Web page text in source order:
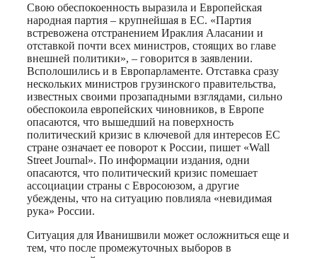
Свою обеспокоенность выразила и Европейская
народная партия – крупнейшая в ЕС. «Партия
встревожена отстранением Ираклия Аласании и
отставкой почти всех министров, стоящих во главе
внешней политики», – говорится в заявлении.
Всполошились и в Европарламенте. Отставка сразу
нескольких министров грузинского правительства,
известных своими прозападными взглядами, сильно
обеспокоила европейских чиновников, в Европе
опасаются, что вышедший на поверхность
политический кризис в ключевой для интересов ЕС
стране означает ее поворот к России, пишет «Wall
Street Journal». По информации издания, одни
опасаются, что политический кризис помешает
ассоциации страны с Евросоюзом, а другие
убеждены, что на ситуацию повлияла «невидимая
рука» России.
Ситуация для Иванишвили может осложниться еще и
тем, что после промежуточных выборов в